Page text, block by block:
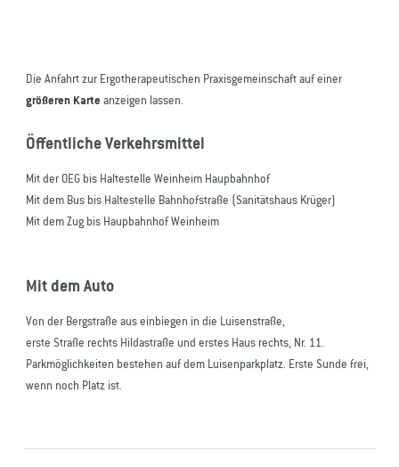
Die Anfahrt zur Ergotherapeutischen Praxisgemeinschaft auf einer
größeren Karte anzeigen lassen.
Öffentliche Verkehrsmittel
Mit der OEG bis Haltestelle Weinheim Haupbahnhof
Mit dem Bus bis Haltestelle Bahnhofstraße (Sanitätshaus Krüger)
Mit dem Zug bis Haupbahnhof Weinheim
Mit dem Auto
Von der Bergstraße aus einbiegen in die Luisenstraße,
erste Straße rechts Hildastraße und erstes Haus rechts, Nr. 11.
Parkmöglichkeiten bestehen auf dem Luisenparkplatz. Erste Sunde frei,
wenn noch Platz ist.